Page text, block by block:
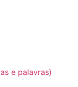
e palavras)